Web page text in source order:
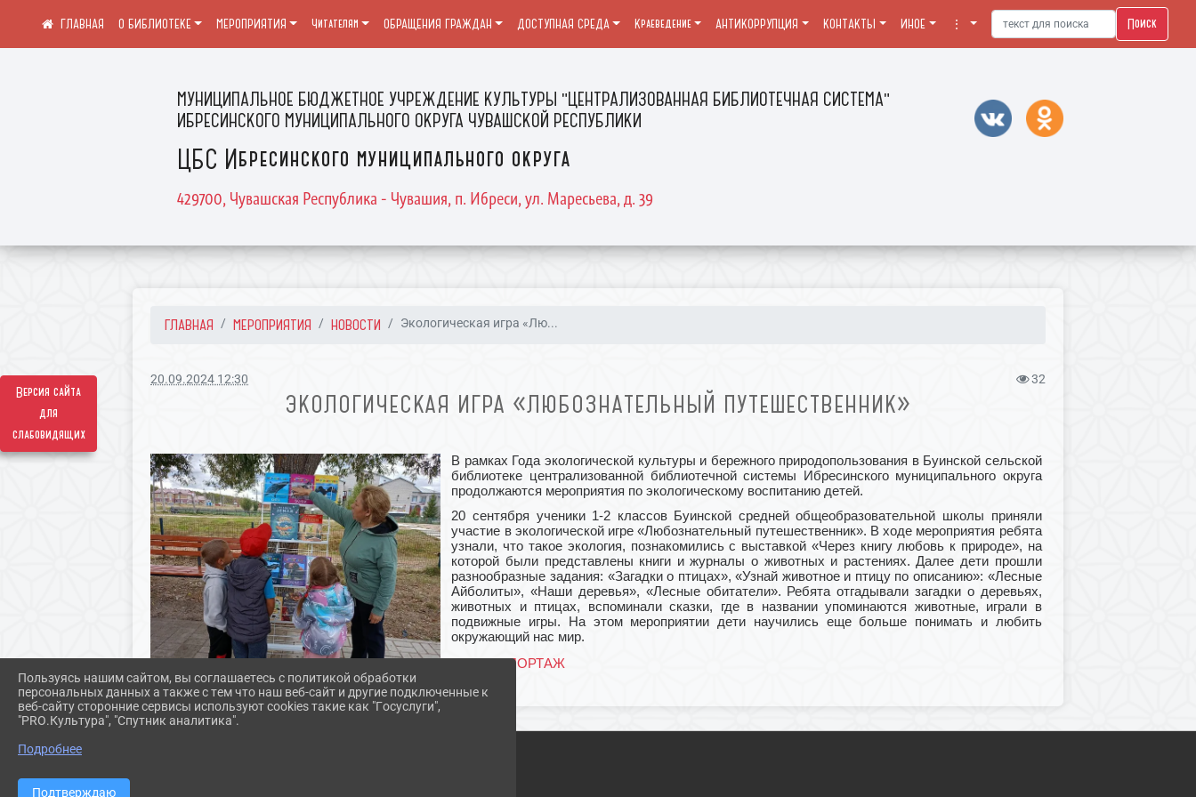
Версия сайта
для
слабовидящих
МУНИЦИПАЛЬНОЕ БЮДЖЕТНОЕ УЧРЕЖДЕНИЕ КУЛЬТУРЫ "ЦЕНТРАЛИЗОВАННАЯ БИБЛИОТЕЧНАЯ СИСТЕМА"
ИБРЕСИНСКОГО МУНИЦИПАЛЬНОГО ОКРУГА ЧУВАШСКОЙ РЕСПУБЛИКИ
ЦБС Ибресинского муниципального округа
429700, Чувашская Республика - Чувашия, п. Ибреси, ул. Маресьева, д. 39
О БИБЛИОТЕКЕ МЕРОПРИЯТИЯ Читателям ОБРАЩЕНИЯ ГРАЖДАН ДОСТУПНАЯ СРЕДА Краеведение АНТИКОРРУПЦИЯ КОНТАКТЫ ИНОЕ ⋮ Поиск
ГЛАВНАЯ МЕРОПРИЯТИЯ НОВОСТИ Экологическая игра «Лю...
20.09.2024 12:30 32
ЭКОЛОГИЧЕСКАЯ ИГРА «ЛЮБОЗНАТЕЛЬНЫЙ ПУТЕШЕСТВЕННИК»
В рамках Года экологической культуры и бережного природопользования в Буинской сельской
библиотеке централизованной библиотечной системы Ибресинского муниципального округа
продолжаются мероприятия по экологическому воспитанию детей.
20 сентября ученики 1-2 классов Буинской средней общеобразовательной школы приняли
участие в экологической игре «Любознательный путешественник». В ходе мероприятия ребята
узнали, что такое экология, познакомились с выставкой «Через книгу любовь к природе», на
которой были представлены книги и журналы о животных и растениях. Далее дети прошли
разнообразные задания: «Загадки о птицах», «Узнай животное и птицу по описанию»: «Лесные
Айболиты», «Наши деревья», «Лесные обитатели». Ребята отгадывали загадки о деревьях,
животных и птицах, вспоминали сказки, где в названии упоминаются животные, играли в
подвижные игры. На этом мероприятии дети научились еще больше понимать и любить
окружающий нас мир.
ФОТОРЕПОРТАЖ
Пользуясь нашим сайтом, вы соглашаетесь с политикой обработки
персональных данных а также с тем что наш веб-сайт и другие подключенные к
веб-сайту сторонние сервисы используют cookies такие как "Госуслуги",
"PRO.Культура", "Спутник аналитика".
Подробнее
Подтверждаю